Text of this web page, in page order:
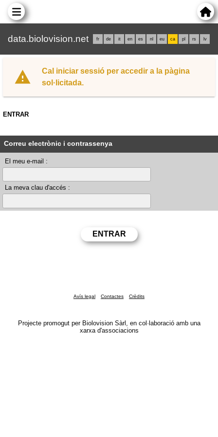
data.biolovision.net fr de it en es nl eu ca pl rs lv
Cal iniciar sessió per accedir a la pàgina
sol·licitada.
ENTRAR
Correu electrònic i contrassenya
El meu e-mail :
La meva clau d'accés :
Avís legal Contactes Crèdits
Projecte promogut per Biolovision Sàrl, en col·laboració amb una
xarxa d'associacions